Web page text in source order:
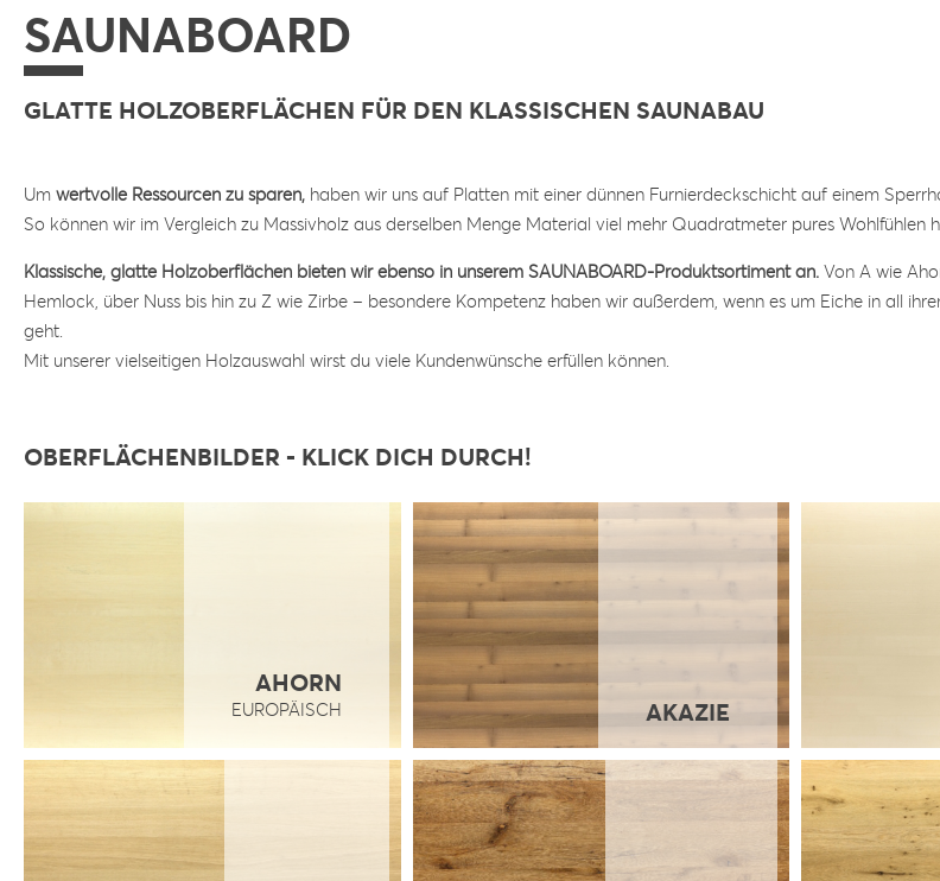
SAUNABOARD
GLATTE HOLZOBERFLÄCHEN FÜR DEN KLASSISCHEN SAUNABAU
Um wertvolle Ressourcen zu sparen, haben wir uns auf Platten mit einer dünnen Furnierdeckschicht auf einem
So können wir im Vergleich zu Massivholz aus derselben Menge Material viel mehr Quadratmeter pures Wohlfühlen
Klassische, glatte Holzoberflächen bieten wir ebenso in unserem SAUNABOARD-Produktsortiment an. Von A wie
Hemlock, über Nuss bis hin zu Z wie Zirbe – besondere Kompetenz haben wir außerdem, wenn es um Eiche in all
geht.
Mit unserer vielseitigen Holzauswahl wirst du viele Kundenwünsche erfüllen können.
OBERFLÄCHENBILDER - KLICK DICH DURCH!
AHORN
EUROPÄISCH AKAZIE